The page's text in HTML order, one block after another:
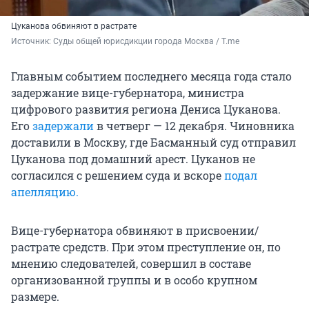
Цуканова обвиняют в растрате
Источник: Суды общей юрисдикции города Москва / T.me
Главным событием последнего месяца года стало
задержание вице-губернатора, министра
цифрового развития региона Дениса Цуканова.
Егозадержалив четверг — 12 декабря. Чиновника
доставили в Москву, где Басманный суд отправил
Цуканова под домашний арест. Цуканов не
согласился с решением суда и вскореподал
апелляцию.
Вице-губернатора обвиняют в присвоении/
растрате средств. При этом преступление он, по
мнению следователей, совершил в составе
организованной группы и в особо крупном
размере.